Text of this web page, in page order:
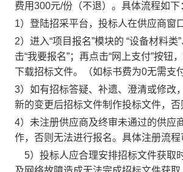
费用300元/份（不退）。具体流程如下
1）登陆招采平台，投标人在供应商窗
2）进入“项目报名”模块的 “设备材料类”
击“我要报名”； 再点击“网上支付”按钮，
下载招标文件。（如标书费为0无需支
3）如有招标答疑、补遗、澄清或修改
新的变更后招标文件制作投标文件，
4）未注册供应商及终审未通过的供应
作，否则无法进行报名。具体注册流
5）投标人应合理安排招标文件获取